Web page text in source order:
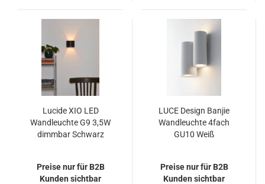
Lucide XIO LED
Wandleuchte G9 3,5W
dimmbar Schwarz
Preise nur für B2B
Kunden sichtbar
LUCE Design Banjie
Wandleuchte 4fach
GU10 Weiß
Preise nur für B2B
Kunden sichtbar